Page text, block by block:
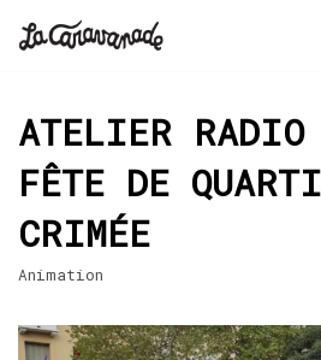
contenu
ATELIER
FÊTE DE
CRIMÉE
Animation